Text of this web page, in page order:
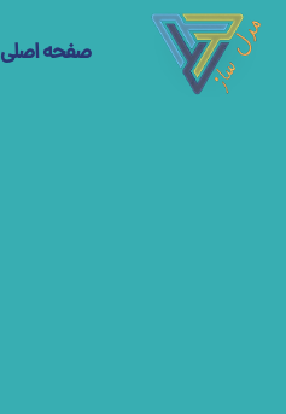
صفحه اصلی